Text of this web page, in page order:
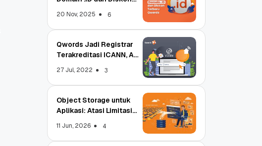
20 Nov, 2025 6
Qwords Jadi Registrar
Terakreditasi ICANN, Apa
27 Jul, 2022 3
Object Storage untuk
Aplikasi: Atasi Limitasi
11 Jun, 2026 4